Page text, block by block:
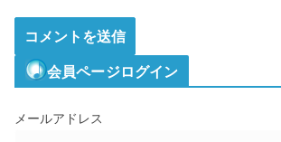
会員ページログイン
メールアドレス